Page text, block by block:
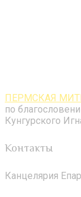
ПЕРМСКАЯ
по
Кунгурского
Контакты
Канцелярия